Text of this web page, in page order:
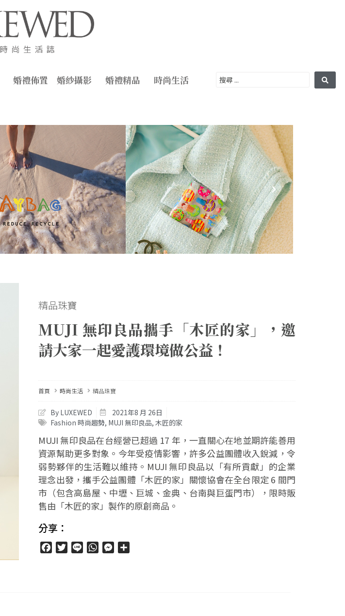
婚禮佈置 婚紗攝影 婚禮精品 時尚生活
精品珠寶
MUJI 無印良品攜手「木匠的家」，邀
請大家一起愛護環境做公益！
首頁 時尚生活 精品珠寶
By LUXEWED
2021年8 月 26日
Fashion 時尚趨勢, MUJI 無印良品, 木匠的家
MUJI 無印良品在台經營已超過 17 年，一直關心在地並期許能善用
資源幫助更多對象。今年受疫情影響，許多公益團體收入銳減，令
弱勢夥伴的生活難以維持。MUJI 無印良品以「有所貢獻」的企業
理念出發，攜手公益團體「木匠的家」關懷協會在全台限定 6 間門
市（包含高島屋、中壢、巨城、金典、台南與巨蛋門市），限時販
售由「木匠的家」製作的原創商品。
分享：
FacebookTwitter
Line WhatsAppMessenger